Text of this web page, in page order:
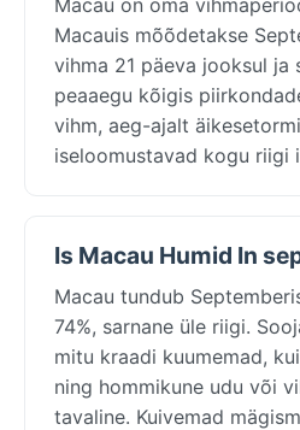
Macauis mõõdetakse
vihma 21 päeva jooksul ja
peaaegu kõigis
vihm, aeg-ajalt
iseloomustavad kogu riigi
Is Macau Humid In
Macau tundub
74%, sarnane üle riigi.
mitu kraadi kuumemad,
ning hommikune udu või
tavaline. Kuivemad